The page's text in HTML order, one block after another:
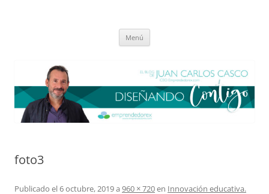
Menú
foto3
Publicado el6 octubre, 2019a 960 × 720en Innovación educativa.